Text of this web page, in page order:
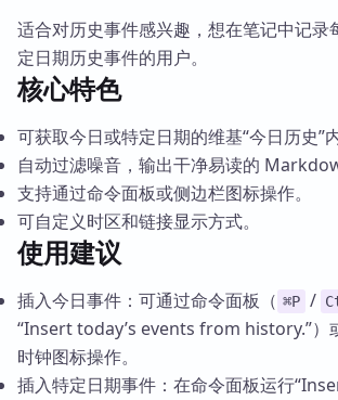
适合对历史事件感兴趣，想在笔记中记录
定日期历史事件的用户。
核心特色
可获取今日或特定日期的维基“今日历史”内
自动过滤噪音，输出干净易读的
支持通过命令面板或侧边栏图标操作。
可自定义时区和链接显示方式。
使用建议
插入今日事件：可通过命令面板（ ⌘P /
“Insert today’s events from history.”）
时钟图标操作。
插入特定日期事件：在命令面板运行